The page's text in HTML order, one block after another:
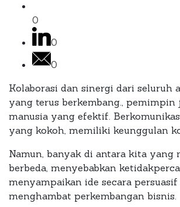
0
0
0
Kolaborasi dan sinergi dari seluruh
yang terus berkembang.,
manusia yang efektif.
yang kokoh, memiliki keunggulan
Namun, banyak di antara kita yang
berbeda, menyebabkan
menyampaikan ide secara
menghambat perkembangan bisnis.